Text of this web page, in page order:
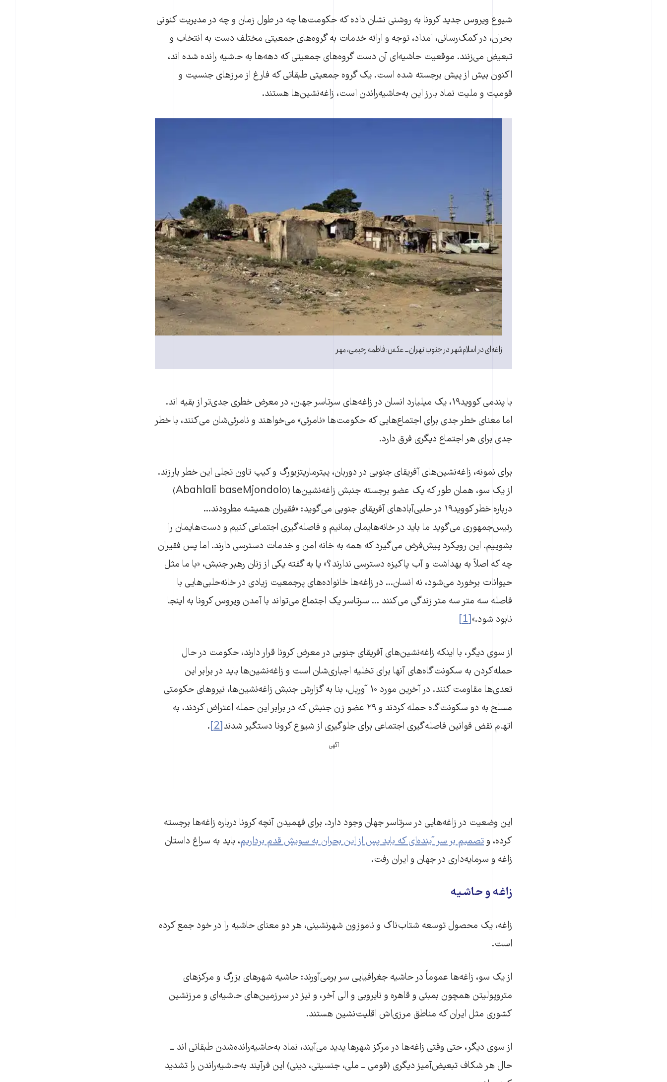
شیوع ویروس جدید کرونا به روشنی نشان داده که حکومت‌ها چه در طول زمان و چه در مدیریت کنونی
بحران، در کمک‌رسانی، امداد، توجه و ارائه خدمات به گروه‌های جمعیتی مختلف دست به انتخاب و
تبعیض می‌زنند. موقعیت حاشیه‌ای آن دست گروه‌های جمعیتی که دهه‌ها به حاشیه رانده شده اند،‌
اکنون بیش از پیش برجسته شده است. یک گروه جمعیتی طبقاتی که فارغ از مرزهای جنسیت و
قومیت و ملیت نماد بارز این به‌حاشیه‌راندن است، زاغه‌نشین‌ها هستند.
زاغه‌ای در اسلام‌شهر در جنوب تهران ــ عکس: فاطمه رحیمی، مهر
با پندمی کووید۱۹، یک میلیارد انسان در زاغه‌های سرتاسر جهان، در معرض خطری جدی‌تر از بقیه اند.
اما معنای خطر جدی برای اجتماع‌هایی که حکومت‌ها «نامرئی» می‌خواهند و نامرئی‌شان می‌کنند، با خطر
جدی برای هر اجتماع دیگری فرق دارد.
برای نمونه، زاغه‌نشین‌های آفریقای جنوبی در دوربان،‌ پیترماریتزبورگ و کیپ تاون تجلی این خطر بارزند.
از یک سو، همان طور که یک عضو برجسته جنبش زاغه‌نشین‌ها (Abahlali baseMjondolo)
درباره خطر کووید۱۹ در حلبی‌آبادهای آفریقای جنوبی می‌گوید: «فقیران همیشه مطرودند...
رئیس‌جمهوری می‌گوید ما باید در خانه‌هایمان بمانیم و فاصله‌گیری اجتماعی کنیم و دست‌هایمان را
بشوییم. این رویکرد پیش‌فرض می‌گیرد که همه به خانه امن و خدمات دسترسی دارند. اما پس فقیران
چه که اصلاً به بهداشت و آب پاکیزه دسترسی ندارند؟» یا به گفته یکی از زنان رهبر جنبش، «با ما مثل
حیوانات برخورد می‌شود، نه انسان... در زاغه‌ها خانواده‌های پرجمعیت زیادی در خانه‌حلبی‌هایی با
فاصله سه متر سه متر زندگی می‌کنند ... سرتاسر یک اجتماع می‌تواند با آمدن ویروس کرونا به اینجا
نابود شود.»[1]
از سوی دیگر، با اینکه زاغه‌نشین‌های آفریقای جنوبی در معرض کرونا قرار دارند، حکومت در حال
حمله‌کردن به سکونت‌گاه‌های آنها برای تخلیه اجباری‌شان است و زاغه‌نشین‌ها باید در برابر این
تعدی‌ها مقاومت کنند. در آخرین مورد ۱۰ آوریل، بنا به گزارش جنبش زاغه‌نشین‌ها، نیروهای حکومتی
مسلح به دو سکونت‌گاه حمله کردند و ۲۹ عضو زن جنبش که در برابر این حمله اعتراض کردند، به
اتهام نقض قوانین فاصله‌گیری اجتماعی برای جلوگیری از شیوع کرونا دستگیر شدند[2]
.
آگهی
این وضعیت در زاغه‌هایی در سرتاسر جهان وجود دارد. برای فهمیدن آنچه کرونا درباره زاغه‌ها برجسته
کرده،‌ وتصمیم بر سر آینده‌ای که باید پس از این بحران به سویش قدم برداریم،‌ باید به سراغ داستان
زاغه و سرمایه‌داری در جهان و ایران رفت.
زاغه و حاشیه
زاغه،‌ یک محصول توسعه شتاب‌ناک و ناموزون شهرنشینی، هر دو معنای حاشیه را در خود جمع کرده
است.
از یک سو، زاغه‌ها عموماً در حاشیه جغرافیایی سر برمی‌آورند: حاشیه شهرهای بزرگ و مرکزهای
متروپولیتن همچون بمبئی و قاهره و نایروبی و الی آخر، و نیز در سرزمین‌های حاشیه‌ای و مرزنشین
کشوری مثل ایران که مناطق مرزی‌اش اقلیت‌نشین هستند.
از سوی دیگر، حتی وقتی زاغه‌ها در مرکز شهرها پدید می‌آیند، نماد به‌حاشیه‌رانده‌شدن طبقاتی اند ــ
حال هر شکاف تبعیض‌آمیز دیگری (قومی ــ ملی، جنسیتی، دینی) این فرآیند به‌حاشیه‌راندن را تشدید